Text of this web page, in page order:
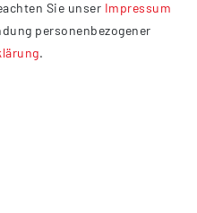
Sie unser Impressum
personenbezogener
.